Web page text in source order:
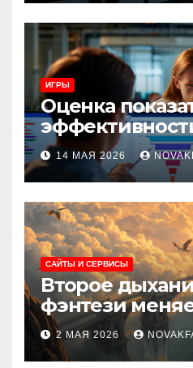
ИГРЫ
Оценка
при
касания
14 МАЯ 2026
САЙТЫ И СЕРВИСЫ
Второе
фэнтези
культуру
2 МАЯ 2026